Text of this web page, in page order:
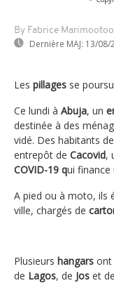
By Fabrice Marimootoo
Dernière MAJ: 13/08/
Les pillages se
Ce lundi à Abuja, un
destinée à des
vidé. Des habitants
entrepôt de Cacovid,
COVID-19 qui finance
A pied ou à moto, ils
ville, chargés de
Plusieurs hangars ont
de Lagos, de Jos et de